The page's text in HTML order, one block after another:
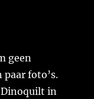
geen
paar foto’s.
Dinoquilt in